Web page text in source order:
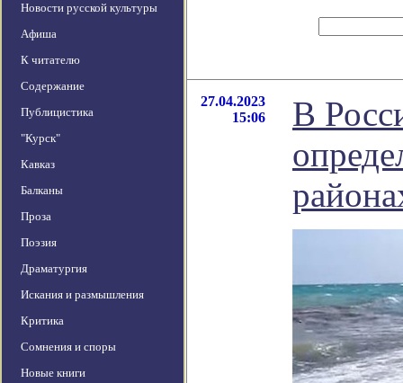
Новости русской культуры
Афиша
К читателю
Содержание
Публицистика
"Курск"
Кавказ
Балканы
Проза
Поэзия
Драматургия
Искания и размышления
Критика
Сомнения и споры
Новые книги
27.04.2023
15:06
В